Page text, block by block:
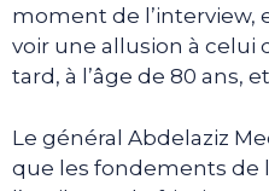
moment de l’interview,
voir une allusion à celui
tard, à l’âge de 80 ans,
Le général Abdelaziz
que les fondements de